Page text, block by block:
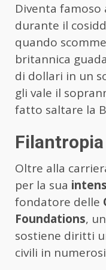
Diventa famoso
durante il
quando
britannica
di dollari in un
gli vale il
fatto saltare la
Oltre alla
per la sua
fondatore delle
Foundations,
sostiene diritti
civili in